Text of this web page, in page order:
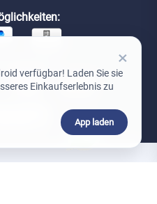
×
verfügbar! Laden Sie sie
Einkaufserlebnis zu
App laden